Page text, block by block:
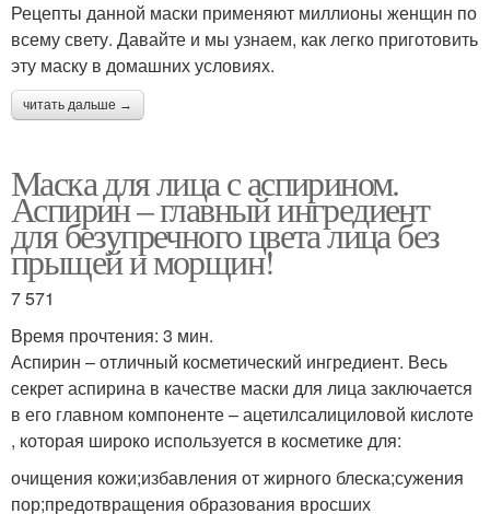
Рецепты данной маски применяют миллионы женщин по
всему свету. Давайте и мы узнаем, как легко приготовить
эту маску в домашних условиях.
читать дальше →
Маска для лица с аспирином.
Аспирин – главный ингредиент
для безупречного цвета лица без
прыщей и морщин!
7 571
Время прочтения: 3 мин.
Аспирин – отличный косметический ингредиент. Весь
секрет аспирина в качестве маски для лица заключается
в его главном компоненте – ацетилсалициловой кислоте
, которая широко используется в косметике для:
очищения кожи;избавления от жирного блеска;сужения
пор;предотвращения образования вросших